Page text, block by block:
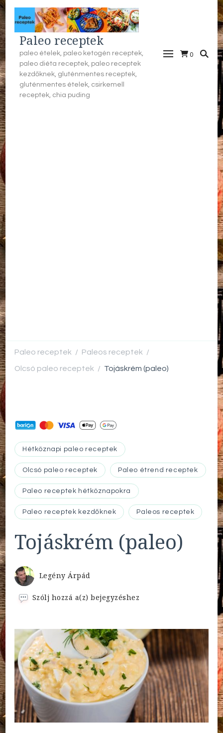
Paleo receptek
paleo ételek, paleo ketogén receptek,
paleo diéta receptek, paleo receptek
kezdőknek, gluténmentes receptek,
gluténmentes ételek, csirkemell
receptek, chia puding
0
Paleo receptek / Paleos receptek /
Olcsó paleo receptek / Tojáskrém (paleo)
Hétköznapi paleo receptek
Olcsó paleo receptek Paleo étrend receptek
Paleo receptek hétköznapokra
Paleo receptek kezdőknek Paleos receptek
Tojáskrém (paleo)
Legény Árpád
Szólj hozzá a(z)Tojáskrém
bejegyzéshez